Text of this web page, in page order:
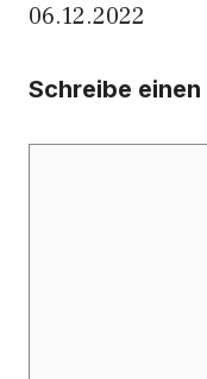
06.12.2022
Schreibe